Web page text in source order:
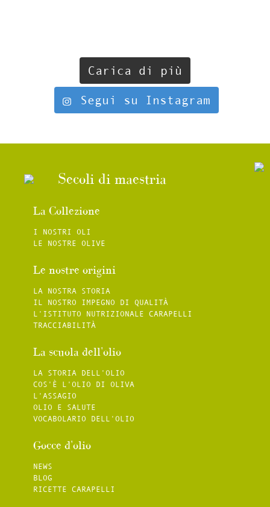
Carica di più
Segui su Instagram
Secoli di maestria
La Collezione
I NOSTRI OLI
LE NOSTRE OLIVE
Le nostre origini
LA NOSTRA STORIA
IL NOSTRO IMPEGNO DI QUALITÀ
L'ISTITUTO NUTRIZIONALE CARAPELLI
TRACCIABILITÀ
La scuola dell'olio
LA STORIA DELL'OLIO
COS'È L'OLIO DI OLIVA
L'ASSAGIO
OLIO E SALUTE
VOCABOLARIO DELL'OLIO
Gocce d'olio
NEWS
BLOG
RICETTE CARAPELLI